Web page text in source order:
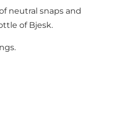
neutral snaps and
of Bjesk.